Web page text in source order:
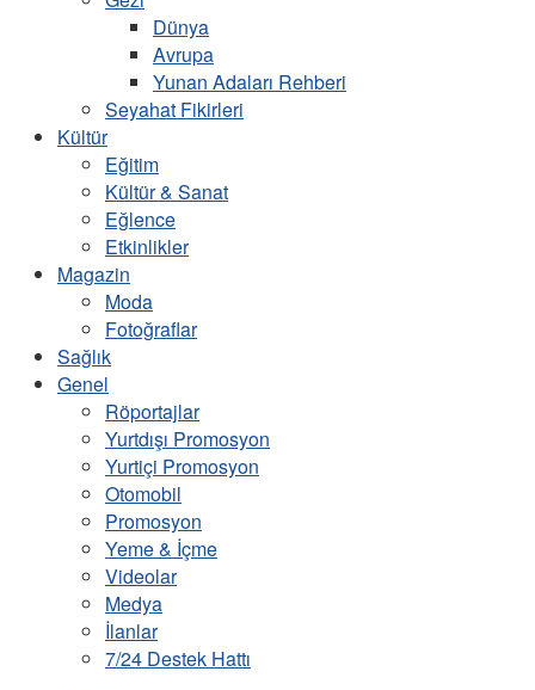
Dünya
Avrupa
Yunan Adaları Rehberi
Seyahat Fikirleri
Kültür
Eğitim
Kültür & Sanat
Eğlence
Etkinlikler
Magazin
Moda
Fotoğraflar
Sağlık
Genel
Röportajlar
Yurtdışı Promosyon
Yurtiçi Promosyon
Otomobil
Promosyon
Yeme & İçme
Videolar
Medya
İlanlar
7/24 Destek Hattı